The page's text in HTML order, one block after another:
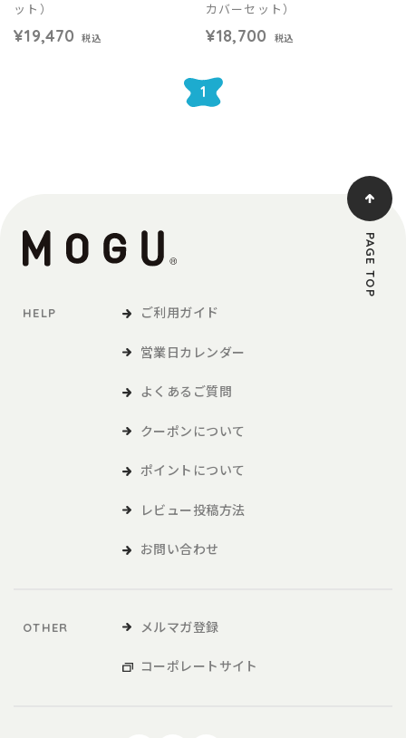
ット）
¥19,470 税込
カバーセット）
¥18,700 税込
1
HELP ご利用ガイド
営業日カレンダー
よくあるご質問
クーポンについて
ポイントについて
レビュー投稿方法
お問い合わせ
OTHER メルマガ登録
コーポレートサイト
PAGE TOP